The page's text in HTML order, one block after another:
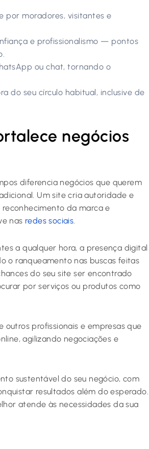
por moradores, visitantes e
e profissionalismo — pontos
ou chat, tornando o
do seu círculo habitual, inclusive de
negócios
diferencia negócios que querem
Um site cria autoridade e
da marca e
nas redes sociais.
a qualquer hora, a presença digital
o ranqueamento nas buscas feitas
do seu site ser encontrado
por serviços ou produtos como
profissionais e empresas que
agilizando negociações e
sustentável do seu negócio, com
resultados além do esperado.
atende às necessidades da sua